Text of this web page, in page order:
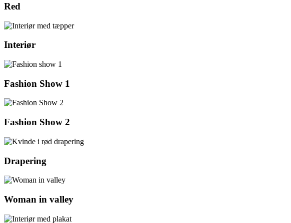
Red
Interiør
Fashion Show 1
Fashion Show 2
Drapering
Woman in valley